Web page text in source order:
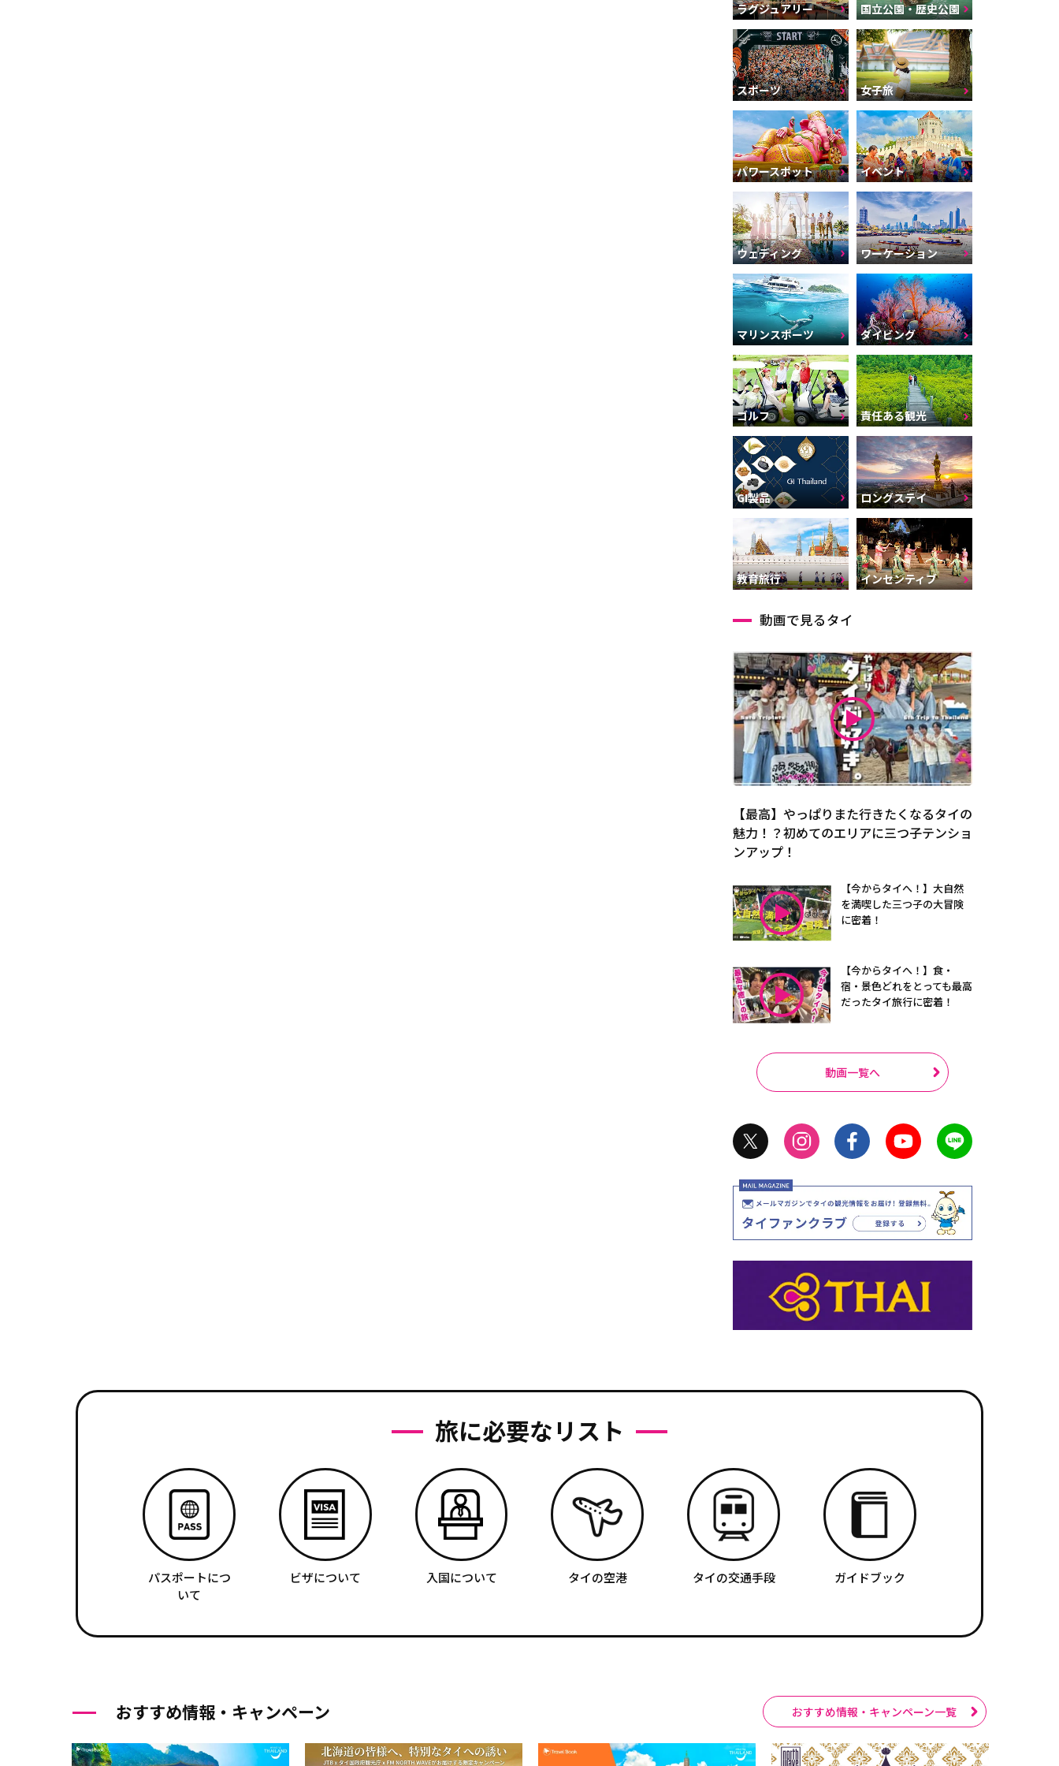
ラグジュアリー 国立公園・歴史公園
スポーツ 女子旅
パワースポット イベント
ウェディング ワーケーション
マリンスポーツ ダイビング
ゴルフ 責任ある観光
GI製品 ロングステイ
教育旅行 インセンティブ
動画で見るタイ
【最高】やっぱりまた行きたくなるタイの
魅力！？初めてのエリアに三つ子テンショ
ンアップ！
【今からタイへ！】大自然
を満喫した三つ子の大冒険
に密着！
【今からタイへ！】食・
宿・景色どれをとっても最高
だったタイ旅行に密着！
動画一覧へ
旅に必要なリスト
パスポートにつ
いて
ビザについて 入国について タイの空港 タイの交通手段 ガイドブック
おすすめ情報・キャンペーン おすすめ情報・キャンペーン一覧